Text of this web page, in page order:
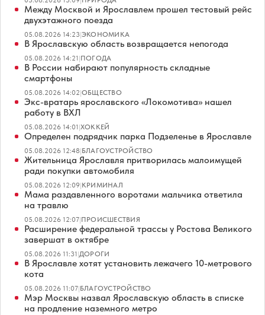
Между Москвой и Ярославлем прошел тестовый рейс
двухэтажного поезда
05.08.2026 14:23|ЭКОНОМИКА
В Ярославскую область возвращается непогода
05.08.2026 14:21|ПОГОДА
В России набирают популярность складные
смартфоны
05.08.2026 14:02|ОБЩЕСТВО
Экс-вратарь ярославского «Локомотива» нашел
работу в ВХЛ
05.08.2026 14:01|ХОККЕЙ
Определен подрядчик парка Подзеленье в Ярославле
05.08.2026 12:48|БЛАГОУСТРОЙСТВО
Жительница Ярославля притворилась малоимущей
ради покупки автомобиля
05.08.2026 12:09|КРИМИНАЛ
Мама раздавленного воротами мальчика ответила
на травлю
05.08.2026 12:07|ПРОИСШЕСТВИЯ
Расширение федеральной трассы у Ростова Великого
завершат в октябре
05.08.2026 11:31|ДОРОГИ
В Ярославле хотят установить лежачего 10-метрового
кота
05.08.2026 11:07|БЛАГОУСТРОЙСТВО
Мэр Москвы назвал Ярославскую область в списке
на продление наземного метро